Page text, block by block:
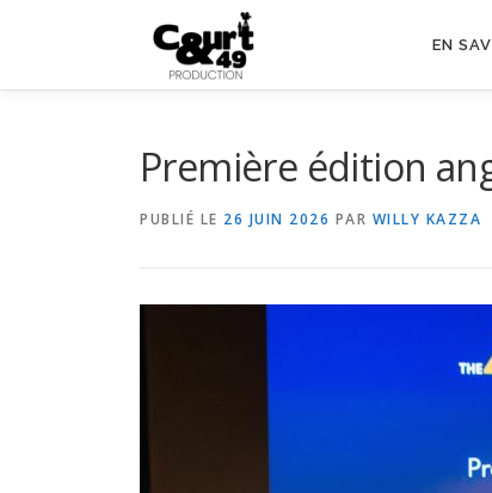
EN
Première édition
PUBLIÉ LE 26 JUIN 2026 PAR WILLY KAZZA